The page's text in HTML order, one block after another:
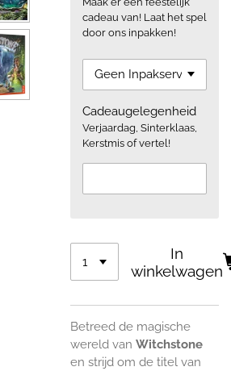
cadeau van! Laat het spel
door ons inpakken!
Cadeaugelegenheid
Verjaardag, Sinterklaas,
Kerstmis of vertel!
In
winkelwagen
Betreed de magische
wereld van Witchstone
en strijd om de titel van